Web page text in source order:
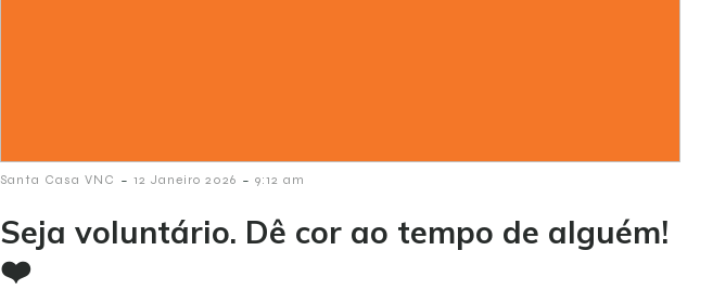
Santa Casa VNC - 12 Janeiro 2026 - 9:12 am
Seja voluntário. Dê cor ao tempo de alguém!
❤️